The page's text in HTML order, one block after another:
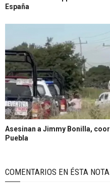
España
Asesinan a Jimmy Bonilla,
Puebla
COMENTARIOS EN ÉSTA NOTA